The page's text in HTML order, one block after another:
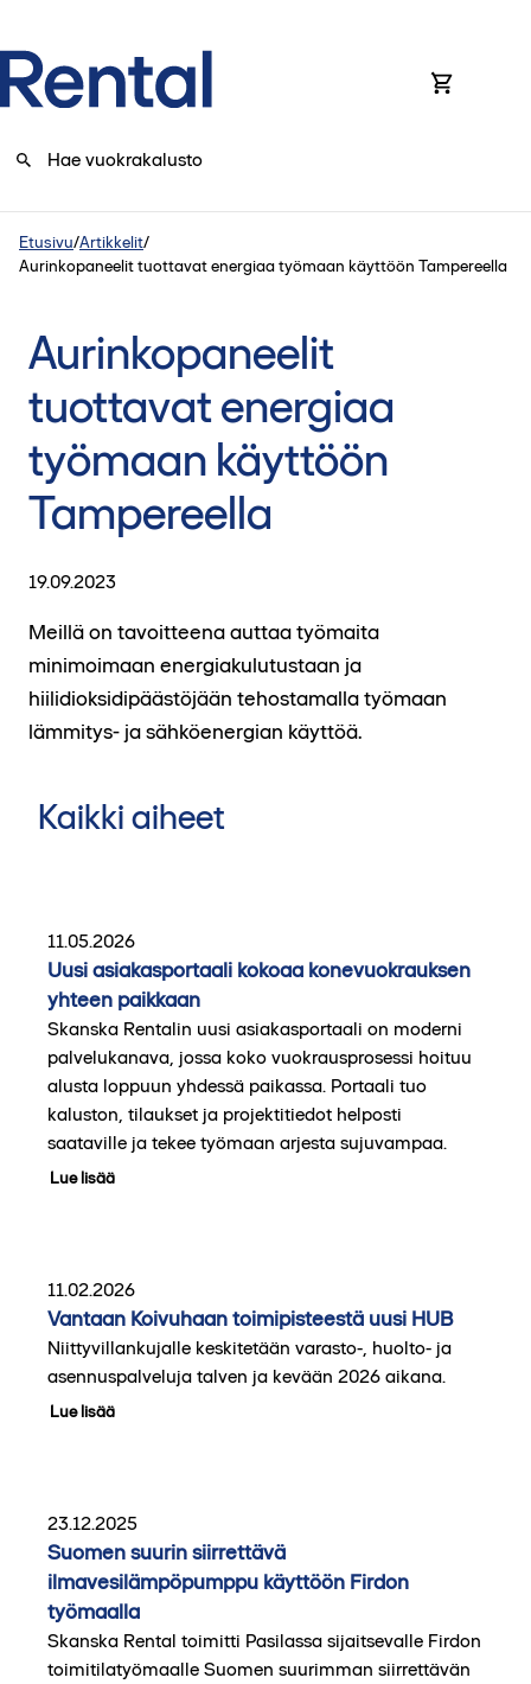
Etusivu/Artikkelit/
Aurinkopaneelit tuottavat energiaa työmaan käyttöön Tampereella
Aurinkopaneelit
tuottavat energiaa
työmaan käyttöön
Tampereella
19.09.2023
Meillä on tavoitteena auttaa työmaita
minimoimaan energiakulutustaan ja
hiilidioksidipäästöjään tehostamalla työmaan
lämmitys- ja sähköenergian käyttöä.
Kaikki aiheet
11.05.2026
Uusi asiakasportaali kokoaa konevuokrauksen
yhteen paikkaan
Skanska Rentalin uusi asiakasportaali on moderni
palvelukanava, jossa koko vuokrausprosessi hoituu
alusta loppuun yhdessä paikassa. Portaali tuo
kaluston, tilaukset ja projektitiedot helposti
saataville ja tekee työmaan arjesta sujuvampaa.
Lue lisää
11.02.2026
Vantaan Koivuhaan toimipisteestä uusi HUB
Niittyvillankujalle keskitetään varasto-, huolto- ja
asennuspalveluja talven ja kevään 2026 aikana.
Lue lisää
23.12.2025
Suomen suurin siirrettävä
ilmavesilämpöpumppu käyttöön Firdon
työmaalla
Skanska Rental toimitti Pasilassa sijaitsevalle Firdon
toimitilatyömaalle Suomen suurimman siirrettävän